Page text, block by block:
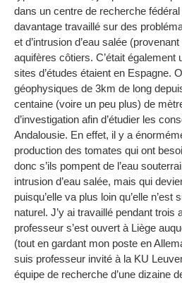
dans un centre de recherche fédéral
davantage travaillé sur des
et d’intrusion d’eau salée
aquifères côtiers. C’était également
sites d’études étaient en Espagne.
géophysiques de 3km de long
centaine (voire un peu plus) de
d’investigation afin d’étudier les
Andalousie. En effet, il y a
production des tomates qui ont
donc s’ils pompent de l’eau
intrusion d’eau salée, mais qui
puisqu’elle va plus loin qu’elle n’est
naturel. J’y ai travaillé pendant trois
professeur s’est ouvert à Liège
(tout en gardant mon poste en
suis professeur invité à la KU
équipe de recherche d’une dizaine